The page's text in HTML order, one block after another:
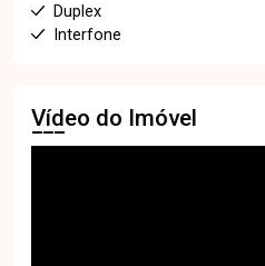
Duplex
Interfone
Vídeo do Imóvel